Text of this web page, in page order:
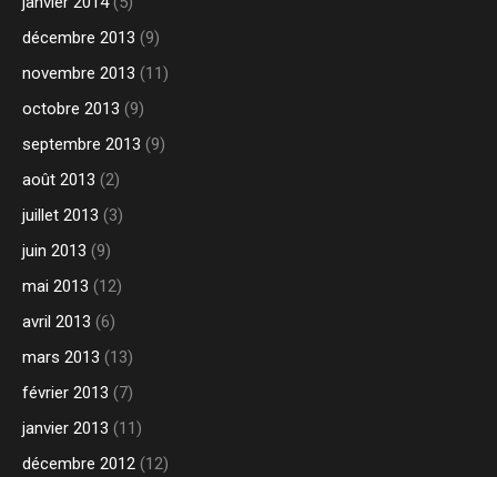
décembre 2013 (9)
novembre 2013 (11)
octobre 2013 (9)
septembre 2013 (9)
août 2013 (2)
juillet 2013 (3)
juin 2013 (9)
mai 2013 (12)
avril 2013 (6)
mars 2013 (13)
février 2013 (7)
janvier 2013 (11)
décembre 2012 (12)